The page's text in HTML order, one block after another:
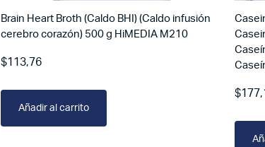
Brain Heart Broth (Caldo BHI) (Caldo infusión
cerebro corazón) 500 g HiMEDIA M210
$113,76
Añadir al carrito
$